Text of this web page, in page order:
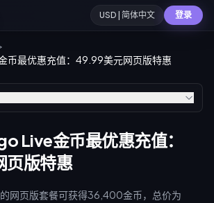
USD | 简体中文 登录
币最优惠充值：49.99美元网页版特惠
Live金币最优惠充值：
页版特惠
网页版套餐可获得36,400金币，总价为